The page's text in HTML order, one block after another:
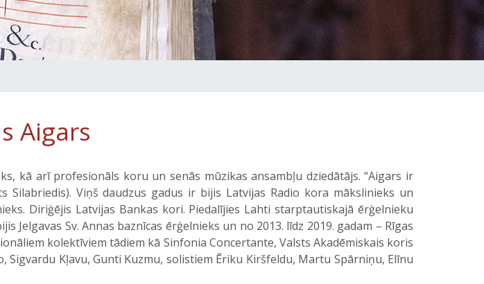
Aigars
kā arī profesionāls koru un senās mūzikas ansambļu dziedātājs. “Aigars ir
Silabriedis). Viņš daudzus gadus ir bijis Latvijas Radio kora mākslinieks un
Diriģējis Latvijas Bankas kori. Piedalījies Lahti starptautiskajā ērģelnieku
Sv. Annas baznīcas ērģelnieks un no 2013. līdz 2019. gadam – Rīgas
kolektīviem tādiem kā Sinfonia Concertante, Valsts Akadēmiskais koris
Sigvardu Kļavu, Gunti Kuzmu, solistiem Ēriku Kiršfeldu, Martu Spārniņu, Elīnu